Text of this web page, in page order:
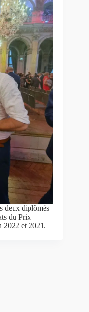
deux diplômés
du Prix
2022 et 2021.